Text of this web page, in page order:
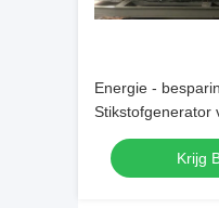
Energie -
Stikstofgenerator
Drankverwerking
Krijg